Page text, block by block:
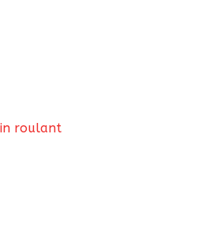
roulant